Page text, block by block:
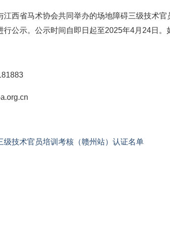
江西省马术协会共同举办的场地障碍三级技术
行公示。公示时间自即日起至2025年4月24日。
级技术官员培训考核（赣州站）认证名单